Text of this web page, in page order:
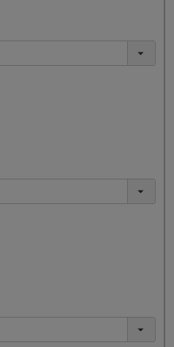
須
)